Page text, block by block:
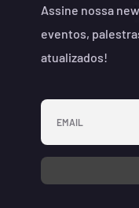
Assine nossa
eventos,
atualizados!